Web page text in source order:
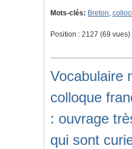
Mots-clés: Breton,
Position : 2127 (69 vues)
Vocabulaire
colloque
: ouvrage
qui sont